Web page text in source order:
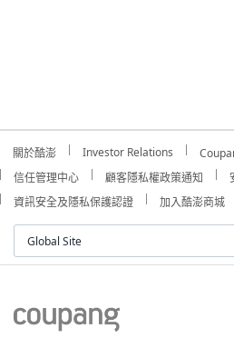
關於酷澎 Investor Relations
信任管理中心
顧客隱私權政策通知
資訊安全及隱私保護認證
加入酷澎商城
Global Site